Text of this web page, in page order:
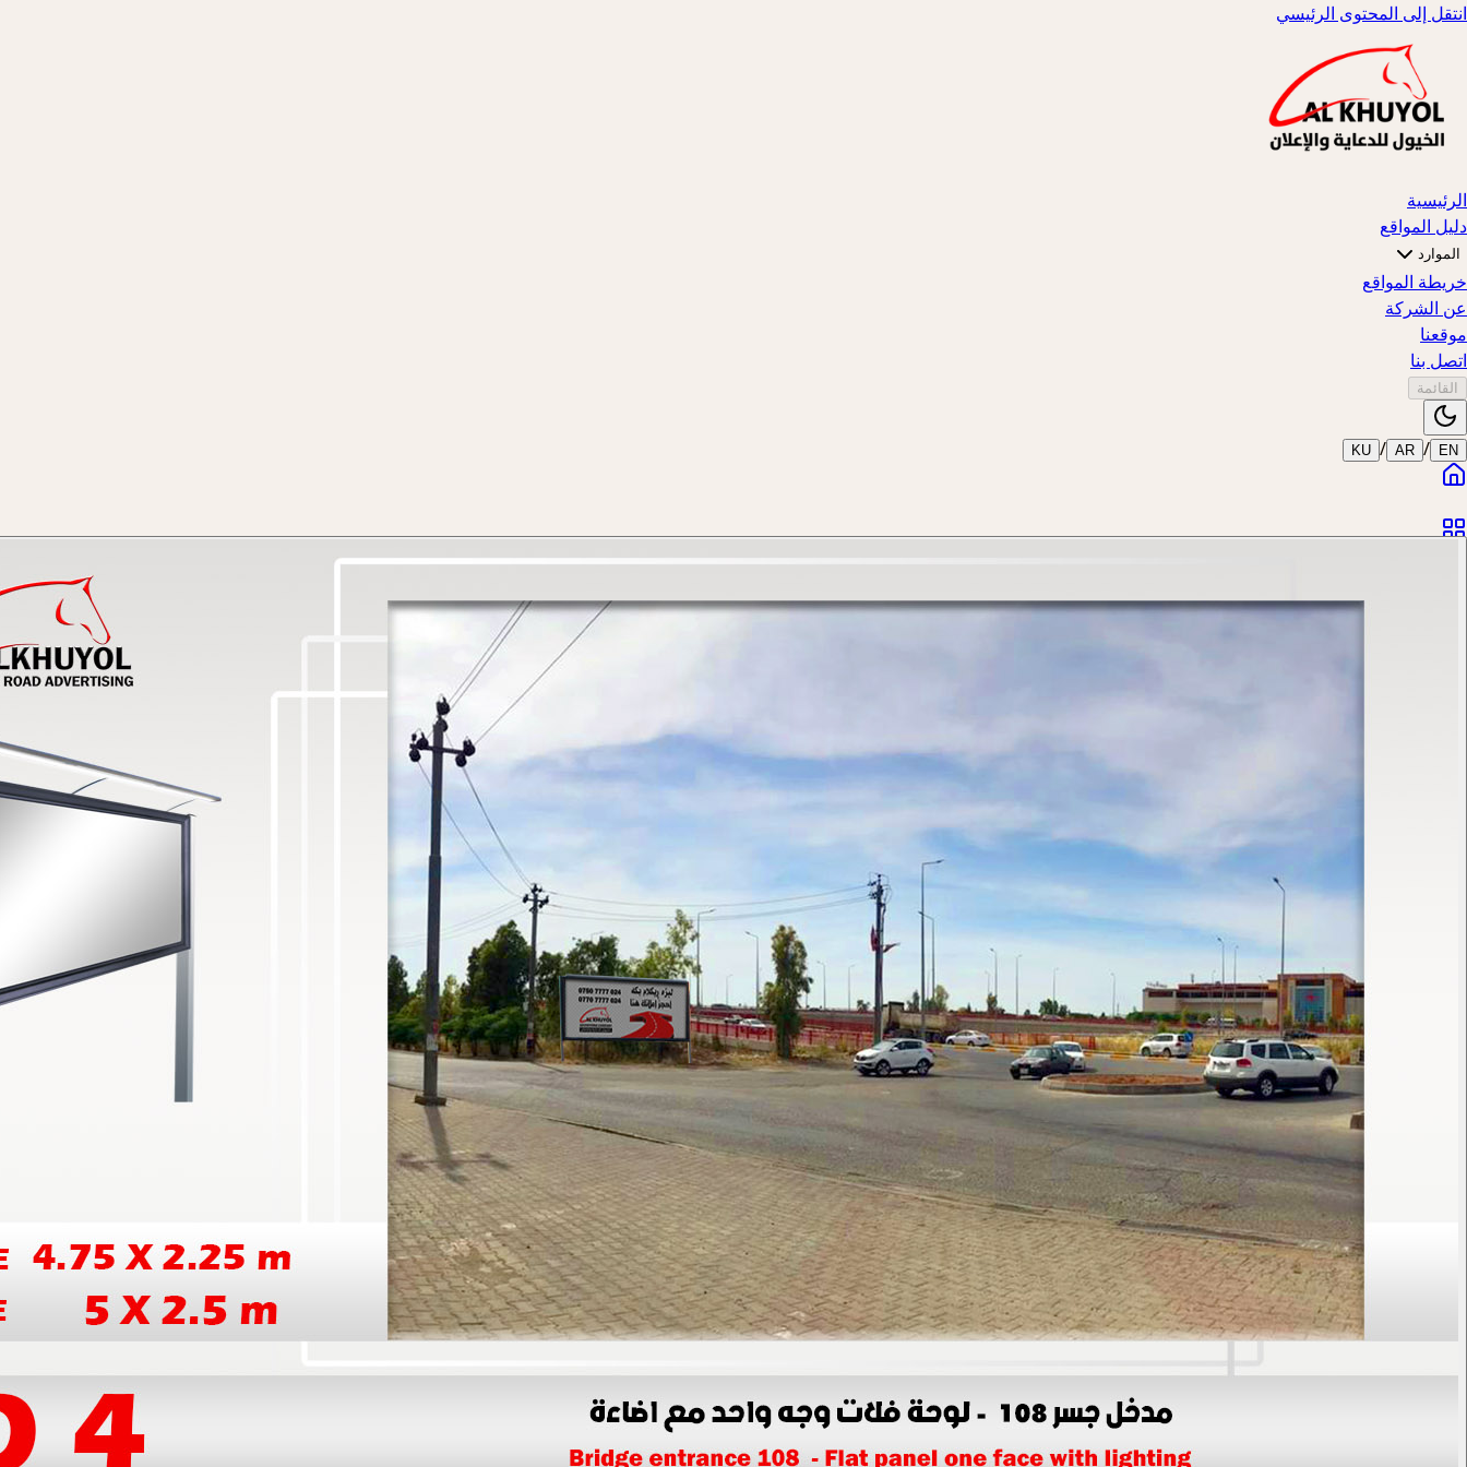
انتقل إلى المحتوى الرئيسي
الرئيسية
دليل المواقع
الموارد
خريطة المواقع
عن الشركة
موقعنا
اتصل بنا
القائمة
EN
/
AR
/
KU